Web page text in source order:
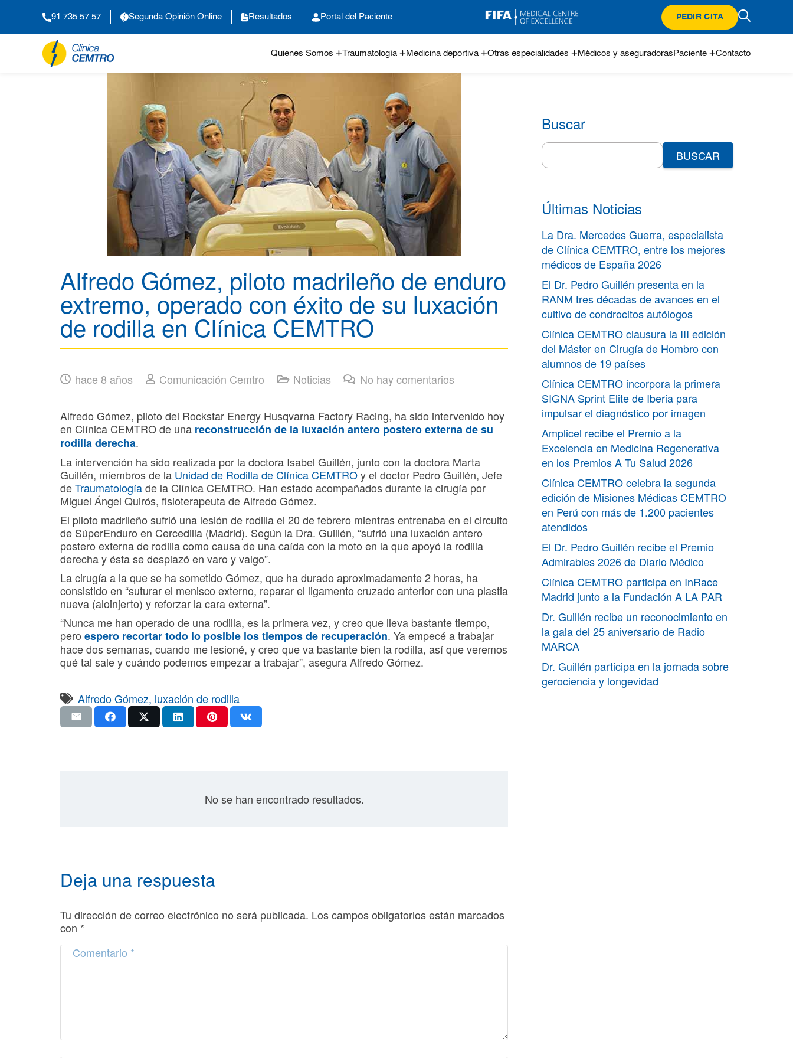
91 735 57 57 Segunda Opinión Online Resultados Portal del Paciente PEDIR CITA
Quienes Somos Traumatología Medicina deportiva Otras especialidades Médicos y aseguradoras Paciente Contacto
Alfredo Gómez, piloto madrileño de enduro
extremo, operado con éxito de su luxación
de rodilla en Clínica CEMTRO
hace 8 años Comunicación Cemtro Noticias No hay comentarios
Alfredo Gómez, piloto del Rockstar Energy Husqvarna Factory Racing, ha sido intervenido hoy
en Clínica CEMTRO de una reconstrucción de la luxación antero postero externa de su
rodilla derecha.
La intervención ha sido realizada por la doctora Isabel Guillén, junto con la doctora Marta
Guillén, miembros de la Unidad de Rodilla de Clínica CEMTROy el doctor Pedro Guillén, Jefe
deTraumatologíade la Clínica CEMTRO. Han estado acompañados durante la cirugía por
Miguel Ángel Quirós, fisioterapeuta de Alfredo Gómez.
El piloto madrileño sufrió una lesión de rodilla el 20 de febrero mientras entrenaba en el circuito
de SúperEnduro en Cercedilla (Madrid). Según la Dra. Guillén, “sufrió una luxación antero
postero externa de rodilla como causa de una caída con la moto en la que apoyó la rodilla
derecha y ésta se desplazó en varo y valgo”.
La cirugía a la que se ha sometido Gómez, que ha durado aproximadamente 2 horas, ha
consistido en “suturar el menisco externo, reparar el ligamento cruzado anterior con una plastia
nueva (aloinjerto) y reforzar la cara externa”.
“Nunca me han operado de una rodilla, es la primera vez, y creo que lleva bastante tiempo,
pero espero recortar todo lo posible los tiempos de recuperación. Ya empecé a trabajar
hace dos semanas, cuando me lesioné, y creo que va bastante bien la rodilla, así que veremos
qué tal sale y cuándo podemos empezar a trabajar”, asegura Alfredo Gómez.
Alfredo Gómez, luxación de rodilla
No se han encontrado resultados.
Deja una respuesta
Tu dirección de correo electrónico no será publicada. Los campos obligatorios están marcados
con *
Buscar
Search
for:
Últimas Noticias
La Dra. Mercedes Guerra, especialista
de Clínica CEMTRO, entre los mejores
médicos de España 2026
El Dr. Pedro Guillén presenta en la
RANM tres décadas de avances en el
cultivo de condrocitos autólogos
Clínica CEMTRO clausura la III edición
del Máster en Cirugía de Hombro con
alumnos de 19 países
Clínica CEMTRO incorpora la primera
SIGNA Sprint Elite de Iberia para
impulsar el diagnóstico por imagen
Amplicel recibe el Premio a la
Excelencia en Medicina Regenerativa
en los Premios A Tu Salud 2026
Clínica CEMTRO celebra la segunda
edición de Misiones Médicas CEMTRO
en Perú con más de 1.200 pacientes
atendidos
El Dr. Pedro Guillén recibe el Premio
Admirables 2026 de Diario Médico
Clínica CEMTRO participa en InRace
Madrid junto a la Fundación A LA PAR
Dr. Guillén recibe un reconocimiento en
la gala del 25 aniversario de Radio
MARCA
Dr. Guillén participa en la jornada sobre
gerociencia y longevidad